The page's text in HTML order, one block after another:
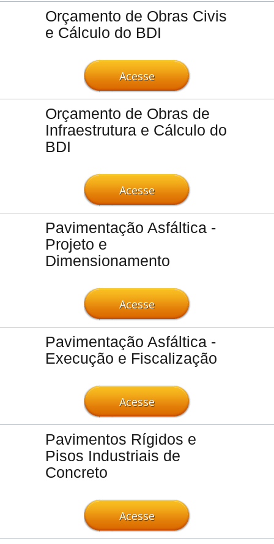
Orçamento de Obras Civis
e Cálculo do BDI
Acesse
Orçamento de Obras de
Infraestrutura e Cálculo do
BDI
Acesse
Pavimentação Asfáltica -
Projeto e
Dimensionamento
Acesse
Pavimentação Asfáltica -
Execução e Fiscalização
Acesse
Pavimentos Rígidos e
Pisos Industriais de
Concreto
Acesse